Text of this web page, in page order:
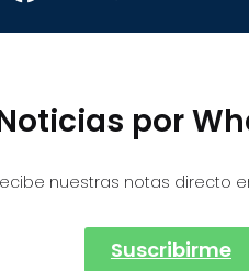
por
nuestras notas directo
Suscribirme